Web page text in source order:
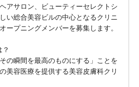
アサロン、ビューティーセレクトシ
い総合美容ビルの中心となるクリニ
ープニングメンバーを募集します。
の瞬間を最高のものにする」ことを
美容医療を提供する美容皮膚科クリ